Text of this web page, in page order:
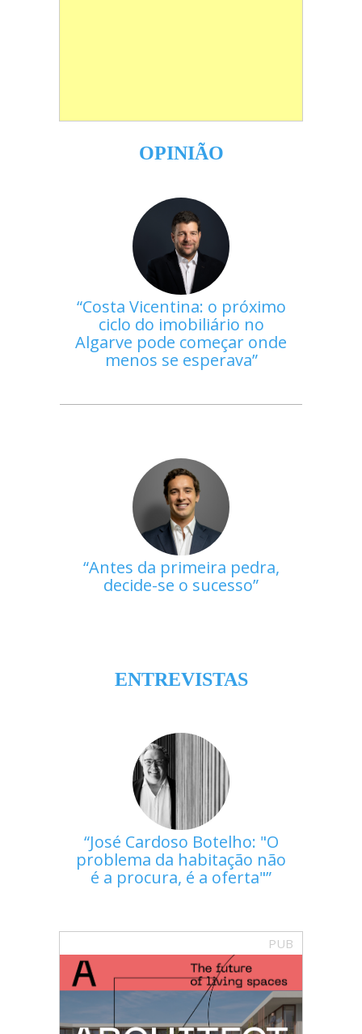
OPINIÃO
Costa Vicentina: o próximo
ciclo do imobiliário no
Algarve pode começar onde
menos se esperava
Antes da primeira pedra,
decide-se o sucesso
ENTREVISTAS
José Cardoso Botelho: "O
problema da habitação não
é a procura, é a oferta"
PUB